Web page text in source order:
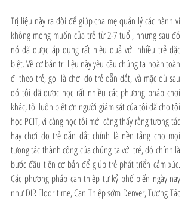
Trị liệu này ra đời để giúp cha mẹ quản lý các hành vi
không mong muốn của trẻ từ 2-7 tuổi, nhưng sau đó
nó đã được áp dụng rất hiệu quả với nhiều trẻ đặc
biệt. Về cơ bản trị liệu này yêu cầu chúng ta hoàn toàn
đi theo trẻ, gọi là chơi do trẻ dẫn dắt, và mặc dù sau
đó tôi đã được học rất nhiều các phương pháp chơi
khác, tôi luôn biết ơn người giám sát của tôi đã cho tôi
học PCIT, vì càng học tôi mới càng thấy rằng tương tác
hay chơi do trẻ dẫn dắt chính là nền tảng cho mọi
tương tác thành công của chúng ta với trẻ, đó chính là
bước đầu tiên cơ bản để giúp trẻ phát triển cảm xúc.
Các phương pháp can thiệp tự kỷ phổ biến ngày nay
như DIR Floor time, Can Thiệp sớm Denver, Tương Tác